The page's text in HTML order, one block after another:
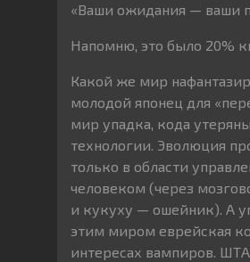
«Ваши ожидания — ваши
Напомню, это было 20%
Какой же мир
молодой японец для
мир упадка, кода
технологии. Эволюция
только в области
человеком (через
и кукуху — ошейник). А
этим миром еврейская
интересах вампиров.